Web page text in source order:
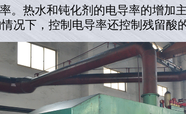
。热水和钝化剂的电导率的增加
况下，控制电导率还控制残留酸的